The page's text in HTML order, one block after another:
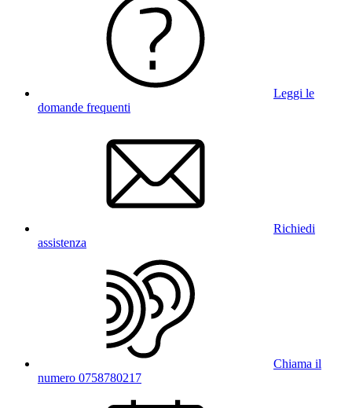
Leggi le
domande frequenti
Richiedi
assistenza
Chiama il
numero 0758780217